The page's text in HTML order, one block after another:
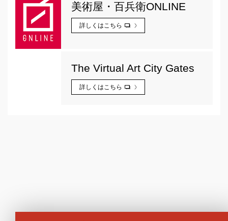
美術屋・百兵衛ONLINE
詳しくはこちら
The Virtual Art City Gates
詳しくはこちら